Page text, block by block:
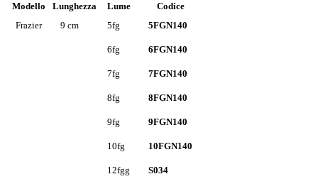
Modello Lunghezza Lume
Codice
Frazier
9 cm 5fg 5FGN140
6fg 6FGN140
7fg 7FGN140
8fg 8FGN140
9fg 9FGN140
10fg 10FGN140
12fgg S034